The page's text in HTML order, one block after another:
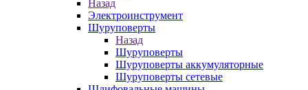
Назад
Электроинструмент
Шуруповерты
Назад
Шуруповерты
Шуруповерты аккумуляторные
Шуруповерты сетевые